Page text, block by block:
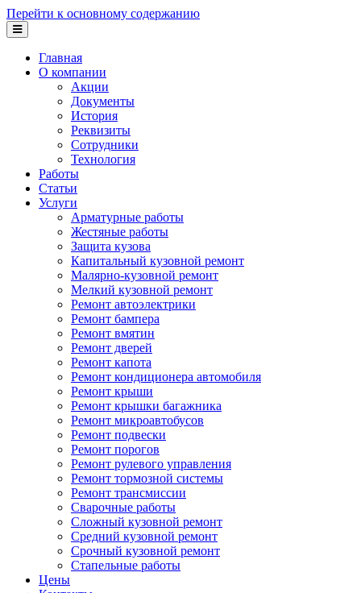
Перейти к основному содержанию
Главная
О компании
Акции
Документы
История
Реквизиты
Сотрудники
Технология
Работы
Статьи
Услуги
Арматурные работы
Жестяные работы
Защита кузова
Капитальный кузовной ремонт
Малярно-кузовной ремонт
Мелкий кузовной ремонт
Ремонт автоэлектрики
Ремонт бампера
Ремонт вмятин
Ремонт дверей
Ремонт капота
Ремонт кондиционера автомобиля
Ремонт крыши
Ремонт крышки багажника
Ремонт микроавтобусов
Ремонт подвески
Ремонт порогов
Ремонт рулевого управления
Ремонт тормозной системы
Ремонт трансмиссии
Сварочные работы
Сложный кузовной ремонт
Средний кузовной ремонт
Срочный кузовной ремонт
Стапельные работы
Цены